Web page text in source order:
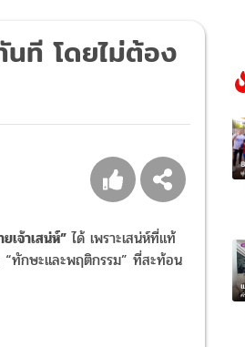
ที โดยไม่ต้อง
เจ้าเสน่ห์” ได้ เพราะเสน่ห์ที่แท้
“ทักษะและพฤติกรรม” ที่สะท้อน